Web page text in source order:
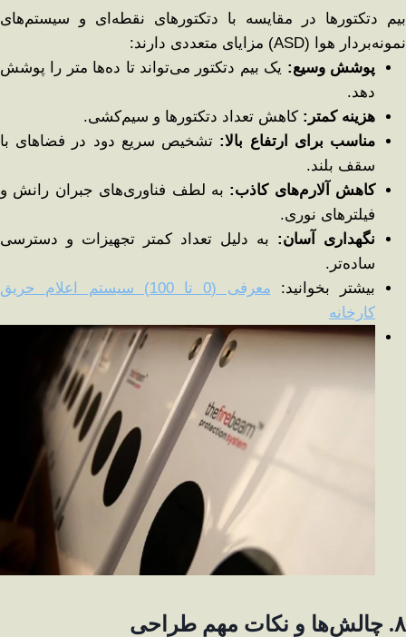
بیم دتکتورها در مقایسه با دتکتورهای نقطه‌ای و سیستم‌های
نمونه‌بردار هوا (ASD) مزایای متعددی دارند:
پوشش وسیع: یک بیم دتکتور می‌تواند تا ده‌ها متر را پوشش
دهد.
هزینه کمتر : کاهش تعداد دتکتورها و سیم‌کشی.
مناسب برای ارتفاع بالا: تشخیص سریع دود در فضاهای با
سقف بلند.
کاهش آلارم‌های کاذب: به لطف فناوری‌های جبران رانش و
فیلترهای نوری.
نگهداری آسان: به دلیل تعداد کمتر تجهیزات و دسترسی
ساده‌تر.
بیشتر بخوانید:
معرفی (0 تا 100) سیستم اعلام حریق
کارخانه
۸. چالش‌ها و نکات مهم طراحی